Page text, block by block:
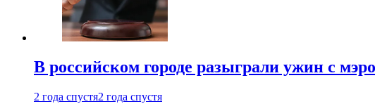
В российском городе разыграли ужин с
2 года спустя2 года спустя